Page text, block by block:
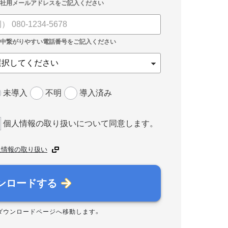
未導入 不明 導入済み
個人情報の取り扱いについて同意します。
報の取り扱い
ロードする
ウンロードページへ移動します。